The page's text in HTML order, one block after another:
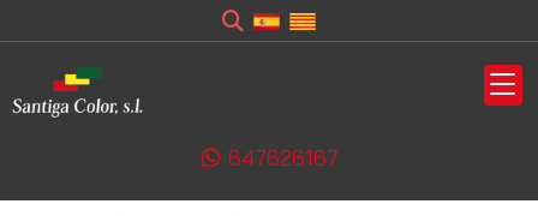
647626167